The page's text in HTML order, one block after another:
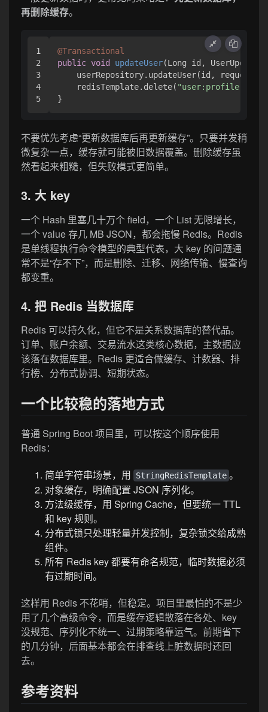
再删除缓存。
1
2
3
4
@Transactional
public void updateUser(Long id,
    userRepository.updateUser(id, request);
    redisTemplate.delete(
"user:profile:"
不要优先考虑“更新数据库后再更新缓存”。只要并发稍
微复杂一点，缓存就可能被旧数据覆盖。删除缓存虽
然看起来粗糙，但失败模式更简单。
3. 大 key
一个 Hash 里塞几十万个 field，一个 List 无限增长，
一个 value 存几 MB JSON，都会拖慢 Redis。Redis
是单线程执行命令模型的典型代表，大 key 的问题通
常不是“存不下”，而是删除、迁移、网络传输、慢查询
都变重。
4. 把 Redis 当数据库
Redis 可以持久化，但它不是关系数据库的替代品。
订单、账户余额、交易流水这类核心数据，主数据应
该落在数据库里。Redis 更适合做缓存、计数器、排
行榜、分布式协调、短期状态。
一个比较稳的落地方式
普通 Spring Boot 项目里，可以按这个顺序使用
Redis：
简单字符串场景，用
StringRedisTemplate 。
对象缓存，明确配置 JSON 序列化。
方法级缓存，用 Spring Cache，但要统一 TTL
和 key 规则。
分布式锁只处理轻量并发控制，复杂锁交给成熟
组件。
所有 Redis key 都要有命名规范，临时数据必须
有过期时间。
这样用 Redis 不花哨，但稳定。项目里最怕的不是少
用了几个高级命令，而是缓存逻辑散落在各处、key
没规范、序列化不统一、过期策略靠运气。前期省下
的几分钟，后面基本都会在排查线上脏数据时还回
去。
参考资料